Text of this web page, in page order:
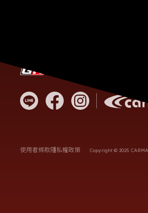
使用者條款隱私權政策 Copyright © 2025